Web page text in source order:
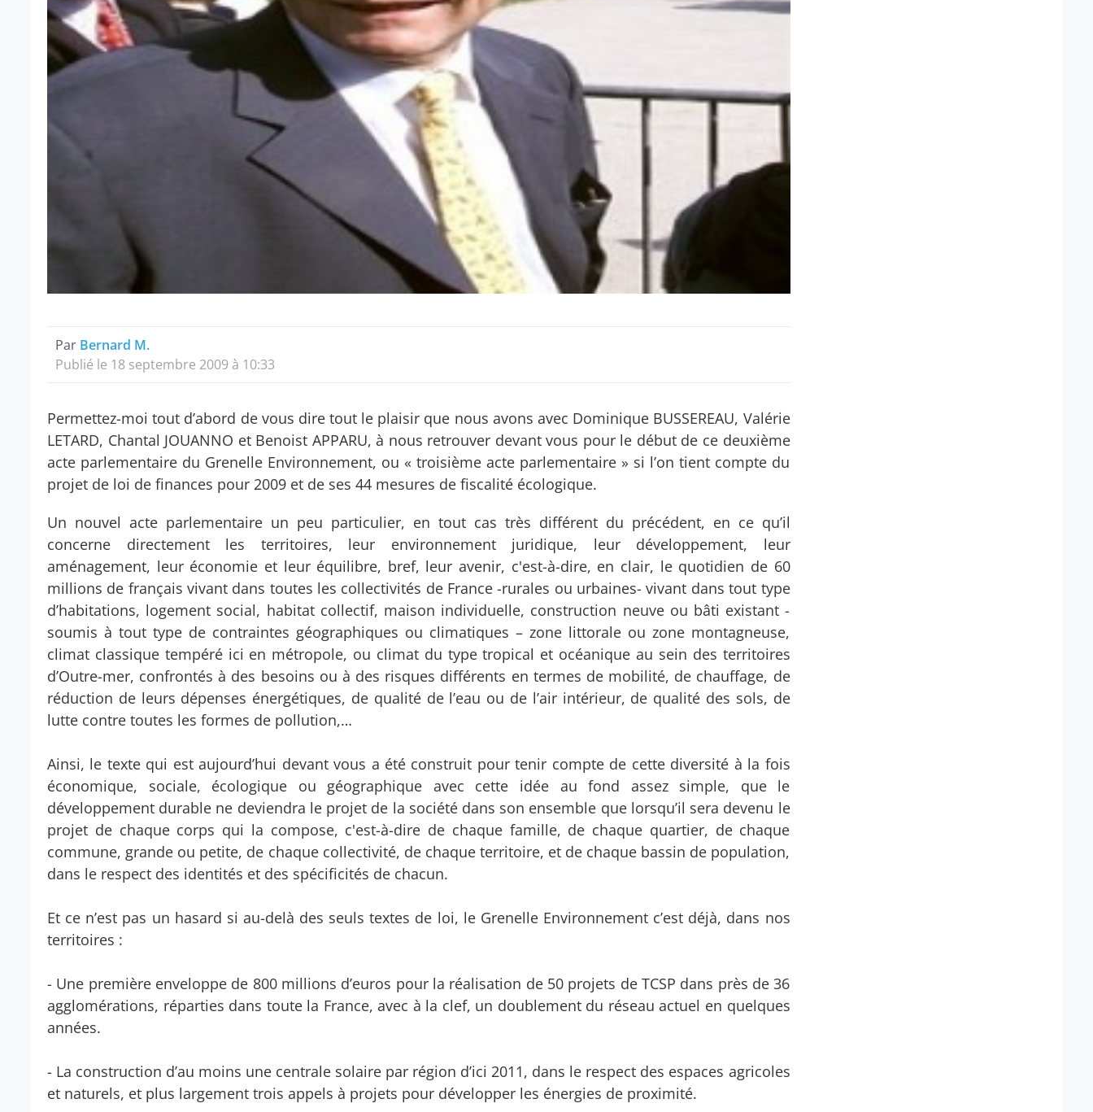
Par Bernard M.
Publié le 18 septembre 2009 à 10:33
Permettez-moi tout d’abord de vous dire tout le plaisir que nous avons avec Dominique BUSSEREAU, Valérie
LETARD, Chantal JOUANNO et Benoist APPARU, à nous retrouver devant vous pour le début de ce deuxième
acte parlementaire du Grenelle Environnement, ou « troisième acte parlementaire » si l’on tient compte du
projet de loi de finances pour 2009 et de ses 44 mesures de fiscalité écologique.
Un nouvel acte parlementaire un peu particulier, en tout cas très différent du précédent, en ce qu’il
concerne directement les territoires, leur environnement juridique, leur développement, leur
aménagement, leur économie et leur équilibre, bref, leur avenir, c'est-à-dire, en clair, le quotidien de 60
millions de français vivant dans toutes les collectivités de France -rurales ou urbaines- vivant dans tout type
d’habitations, logement social, habitat collectif, maison individuelle, construction neuve ou bâti existant -
soumis à tout type de contraintes géographiques ou climatiques – zone littorale ou zone montagneuse,
climat classique tempéré ici en métropole, ou climat du type tropical et océanique au sein des territoires
d’Outre-mer, confrontés à des besoins ou à des risques différents en termes de mobilité, de chauffage, de
réduction de leurs dépenses énergétiques, de qualité de l’eau ou de l’air intérieur, de qualité des sols, de
lutte contre toutes les formes de pollution,…
Ainsi, le texte qui est aujourd’hui devant vous a été construit pour tenir compte de cette diversité à la fois
économique, sociale, écologique ou géographique avec cette idée au fond assez simple, que le
développement durable ne deviendra le projet de la société dans son ensemble que lorsqu’il sera devenu le
projet de chaque corps qui la compose, c'est-à-dire de chaque famille, de chaque quartier, de chaque
commune, grande ou petite, de chaque collectivité, de chaque territoire, et de chaque bassin de population,
dans le respect des identités et des spécificités de chacun.
Et ce n’est pas un hasard si au-delà des seuls textes de loi, le Grenelle Environnement c’est déjà, dans nos
territoires :
- Une première enveloppe de 800 millions d’euros pour la réalisation de 50 projets de TCSP dans près de 36
agglomérations, réparties dans toute la France, avec à la clef, un doublement du réseau actuel en quelques
années.
- La construction d’au moins une centrale solaire par région d’ici 2011, dans le respect des espaces agricoles
et naturels, et plus largement trois appels à projets pour développer les énergies de proximité.